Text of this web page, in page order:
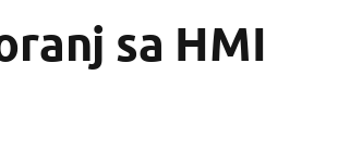
sa HMI